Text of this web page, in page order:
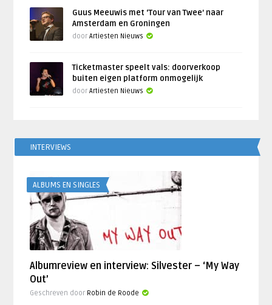
Guus Meeuwis met ‘Tour van Twee’ naar
Amsterdam en Groningen
doorArtiesten Nieuws
Ticketmaster speelt vals: doorverkoop
buiten eigen platform onmogelijk
doorArtiesten Nieuws
INTERVIEWS
ALBUMS EN SINGLES
Albumreview en interview: Silvester – ‘My Way
Out’
Geschreven door Robin de Roode